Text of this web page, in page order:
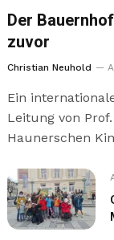
Der
zuvor
Christian Neuhold
Ein
Leitung von
Haunerschen